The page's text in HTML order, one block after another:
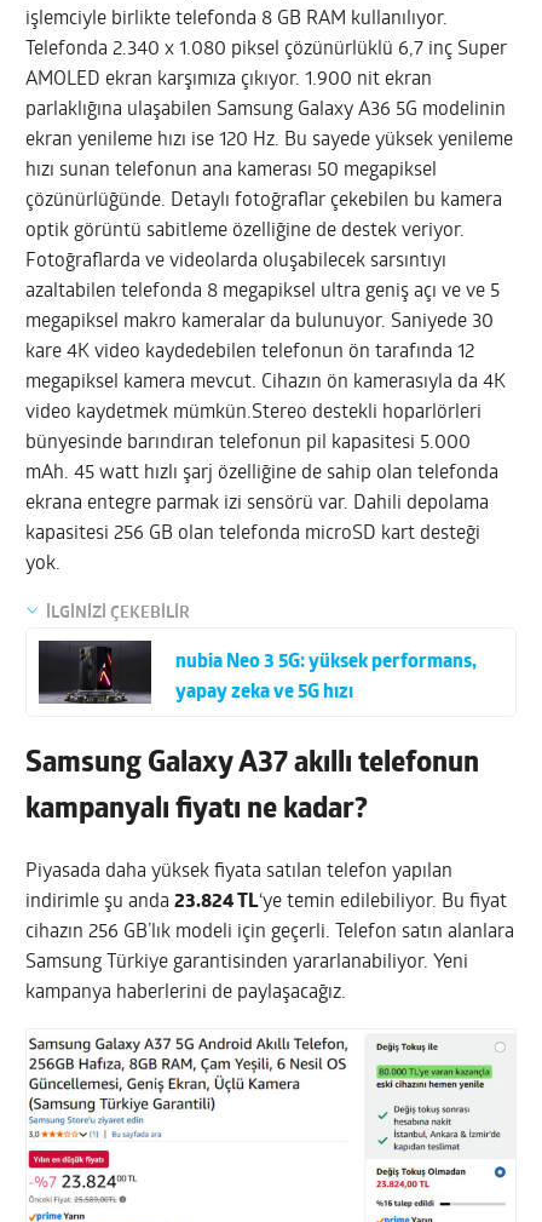
işlemciyle birlikte telefonda 8 GB RAM kullanılıyor.
Telefonda 2.340 x 1.080 piksel çözünürlüklü 6,7 inç Super
AMOLED ekran karşımıza çıkıyor. 1.900 nit ekran
parlaklığına ulaşabilen Samsung Galaxy A36 5G modelinin
ekran yenileme hızı ise 120 Hz. Bu sayede yüksek yenileme
hızı sunan telefonun ana kamerası 50 megapiksel
çözünürlüğünde. Detaylı fotoğraflar çekebilen bu kamera
optik görüntü sabitleme özelliğine de destek veriyor.
Fotoğraflarda ve videolarda oluşabilecek sarsıntıyı
azaltabilen telefonda 8 megapiksel ultra geniş açı ve ve 5
megapiksel makro kameralar da bulunuyor. Saniyede 30
kare 4K video kaydedebilen telefonun ön tarafında 12
megapiksel kamera mevcut. Cihazın ön kamerasıyla da 4K
video kaydetmek mümkün.Stereo destekli hoparlörleri
bünyesinde barındıran telefonun pil kapasitesi 5.000
mAh. 45 watt hızlı şarj özelliğine de sahip olan telefonda
ekrana entegre parmak izi sensörü var. Dahili depolama
kapasitesi 256 GB olan telefonda microSD kart desteği
yok.
İLGİNİZİ ÇEKEBİLİR
nubia Neo 3 5G: yüksek performans,
yapay zeka ve 5G hızı
Samsung Galaxy A37 akıllı telefonun
kampanyalı fiyatı ne kadar?
Piyasada daha yüksek fiyata satılan telefon yapılan
indirimle şu anda23.824 TL‘ye temin edilebiliyor. Bu fiyat
cihazın 256 GB’lık modeli için geçerli. Telefon satın alanlara
Samsung Türkiye garantisinden yararlanabiliyor. Yeni
kampanya haberlerini de paylaşacağız.